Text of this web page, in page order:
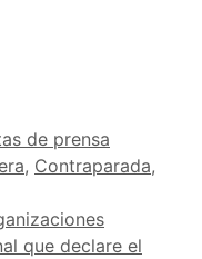
de prensa
, Contraparada,
que declare el